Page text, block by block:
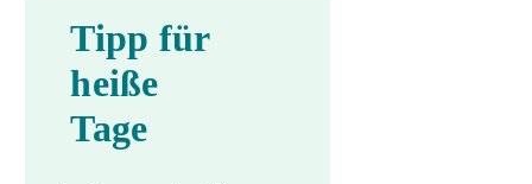
Tipp für
heiße
Tage